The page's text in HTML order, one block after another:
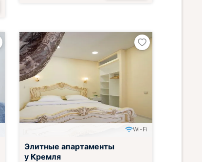
Wi-Fi
Элитные апартаменты
у Кремля